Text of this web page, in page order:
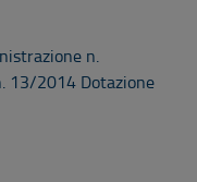
n.
13/2014 Dotazione